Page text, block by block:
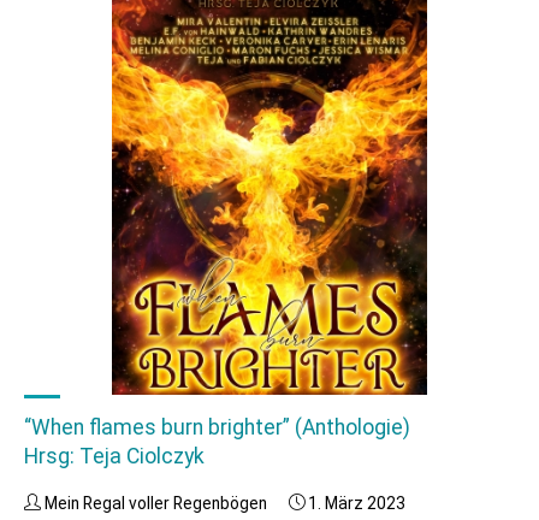
“When flames burn brighter” (Anthologie)
Hrsg: Teja Ciolczyk
Mein Regal voller Regenbögen 1. März 2023